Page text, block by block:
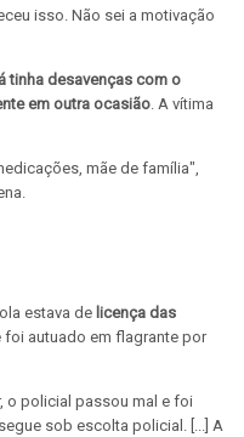
isso. Não sei a motivação
tinha desavenças com o
em outra ocasião. A vítima
mãe de família",
estava de licença das
foi autuado em flagrante por
o policial passou mal e foi
sob escolta policial. [...] A